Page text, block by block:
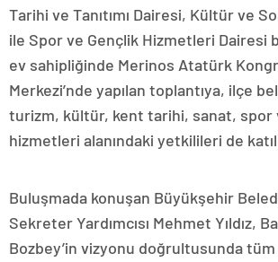
Tarihi ve Tanıtımı Dairesi, Kültür ve
ile Spor ve Gençlik Hizmetleri Dairesi
ev sahipliğinde Merinos Atatürk
Merkezi’nde yapılan toplantıya, ilçe
turizm, kültür, kent tarihi, sanat, spor
hizmetleri alanındaki yetkilileri de
Buluşmada konuşan Büyükşehir
Sekreter Yardımcısı Mehmet Yıldız,
Bozbey’in vizyonu doğrultusunda tüm